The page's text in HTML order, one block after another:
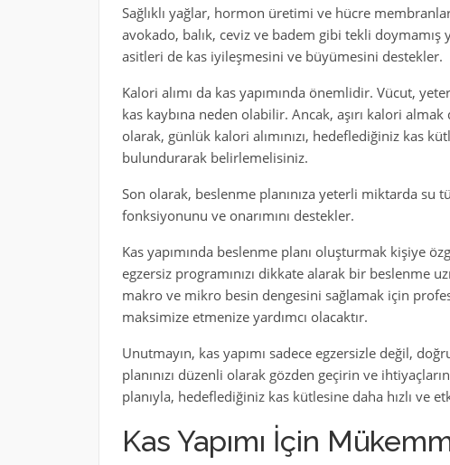
Sağlıklı yağlar, hormon üretimi ve hücre
avokado, balık, ceviz ve badem gibi tekli
asitleri de kas iyileşmesini ve büyümesini destekler.
Kalori alımı da kas yapımında önemlidir. Vücut,
kas kaybına neden olabilir. Ancak, aşırı kalori
olarak, günlük kalori alımınızı, hedeflediğiniz kas
bulundurarak belirlemelisiniz.
Son olarak, beslenme planınıza yeterli miktarda
fonksiyonunu ve onarımını destekler.
Kas yapımında beslenme planı oluşturmak kişiye
egzersiz programınızı dikkate alarak bir beslenme
makro ve mikro besin dengesini sağlamak için
maksimize etmenize yardımcı olacaktır.
Unutmayın, kas yapımı sadece egzersizle değil,
planınızı düzenli olarak gözden geçirin ve
planıyla, hedeflediğiniz kas kütlesine daha hızlı ve
Kas Yapımı İçin